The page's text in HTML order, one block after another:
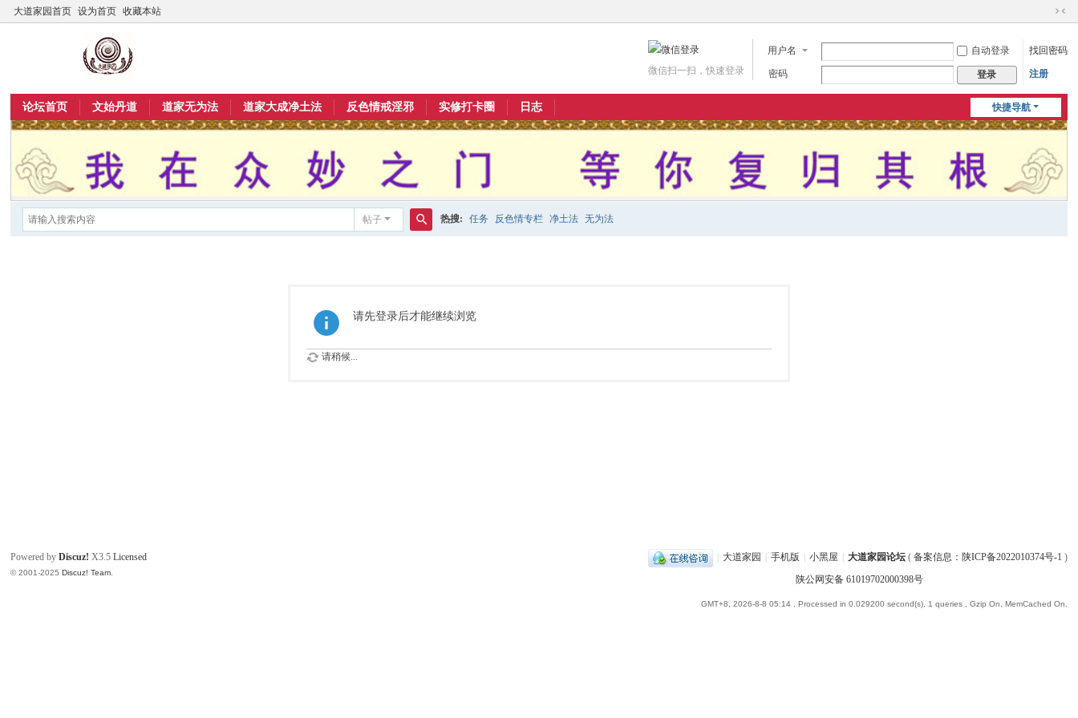
大道家园首页 设为首页 收藏本站
切
到
用户名 自动登录 找回密码
密码 登录 注册
微信扫一扫，快速登录
快捷导航
论坛首页 文始丹道 道家无为法 道家大成净土法 反色情戒淫邪 实修打卡圈 日志
帖子 热搜: 任务 反色情专栏 净土法 无为法
请先登录后才能继续浏览
请稍候...
大道家园 手机版 小黑屋 大道家园论坛( 备案信息：陕ICP备2022010374号-1 )
陕公网安备 61019702000398号
GMT+8, 2026-8-8 05:14, Processed in 0.029200 second(s), 1 queries , Gzip On, MemCached On.
Powered byDiscuz! X3.5 Licensed
© 2001-2025Discuz! Team